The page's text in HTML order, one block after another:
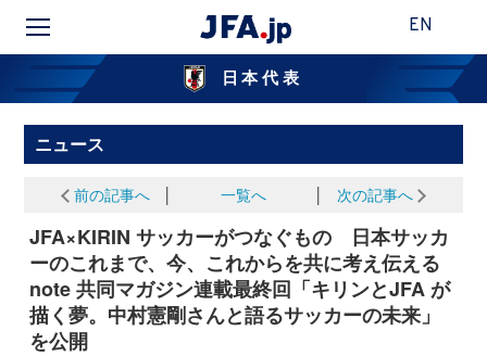
EN
日本代表
ニュース
前の記事へ 一覧へ 次の記事へ
JFA×KIRIN サッカーがつなぐもの 日本サッカ
ーのこれまで、今、これからを共に考え伝える
note 共同マガジン連載最終回「キリンとJFA が
描く夢。中村憲剛さんと語るサッカーの未来」
を公開